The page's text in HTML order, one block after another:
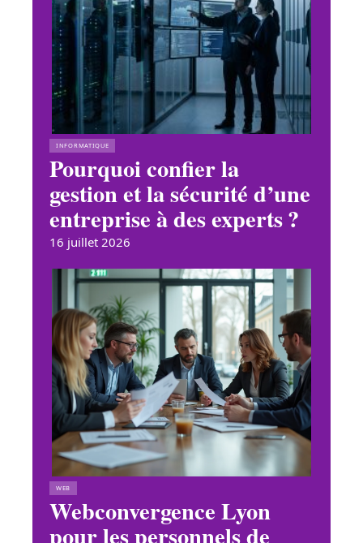
INFORMATIQUE
Pourquoi confier la
gestion et la sécurité d’une
entreprise à des experts ?
16 juillet 2026
WEB
Webconvergence Lyon
pour les personnels de